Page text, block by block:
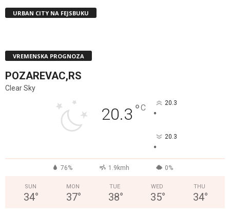
URBAN CITY NA FEJSBUKU
VREMENSKA PROGNOZA
POZAREVAC,RS
Clear Sky
20.3 °C 20.3
°
20.3
°
76% 1.9kmh 0%
SUN
34°
MON
37°
TUE
38°
WED
35°
THU
34°